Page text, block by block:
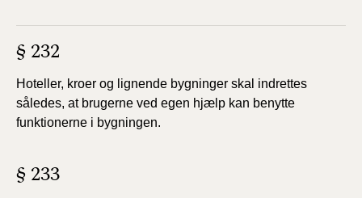
§ 232
Hoteller, kroer og lignende bygninger skal indrettes
således, at brugerne ved egen hjælp kan benytte
funktionerne i bygningen.
§ 233